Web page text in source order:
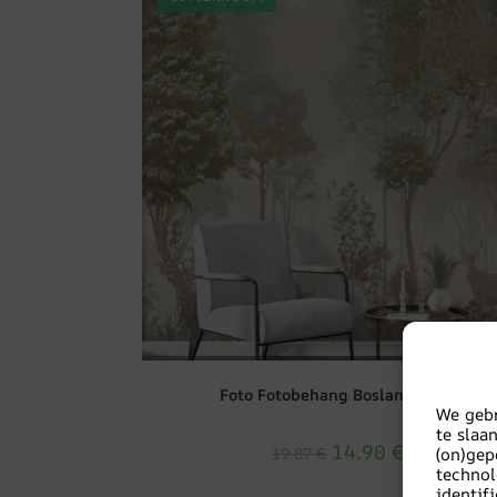
We
te
Foto Fotobehang Boslandschap
14.90 €